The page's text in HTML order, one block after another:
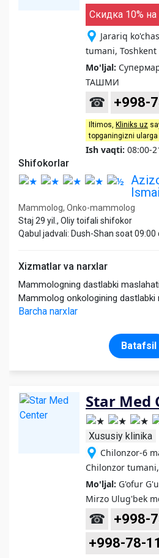
Скидка 10%
Jarariq
tumani, Toshkent
Mo'ljal:
ТАШМИ
☎ +998-
Iltimos, Kliniks uz
topganingizni
Ish vaqti: 08:00-
Shifokorlar
Mammolog, Onko-mammolog
Staj 29 yil., Oliy toifali shifokor
Qabul jadvali: Dush-Shan soat 09:00
Xizmatlar va narxlar
Mammologning dastlabki maslahati
Mammolog onkologining dastlabki
Barcha narxlar
Batafsil
Star Med
Xususiy klinika
Chilonzor-6
Chilonzor
Mo'ljal: G'ofur
Mirzo Ulug'bek
☎
+998-
+998-78-